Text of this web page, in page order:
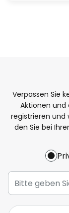
Verpassen Sie
Aktionen und
registrieren und
den Sie bei